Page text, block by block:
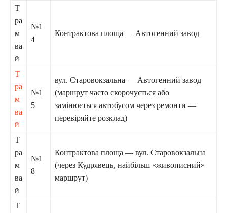
Т
ра
м
ва
й
№1
4
Контрактова площа — Автогенний завод
Т
ра
м
ва
й
№1
5
вул. Старовокзальна — Автогенний завод
(маршрут часто скорочується або
замінюється автобусом через ремонти —
перевіряйте розклад)
Т
ра
м
ва
й
№1
8
Контрактова площа — вул. Старовокзальна
(через Кудрявець, найбільш «живописний»
маршрут)
Т